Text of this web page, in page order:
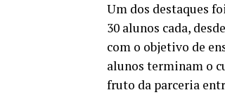
Um dos destaques
30 alunos cada,
com o objetivo de
alunos terminam o
fruto da parceria